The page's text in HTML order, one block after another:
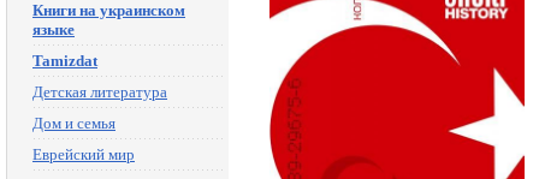
Книги на украинском
языке
Tamizdat
Детская литература
Дом и семья
Еврейский мир